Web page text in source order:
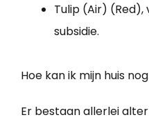
Tulip (Air)
subsidie.
Hoe kan ik mijn huis
Er bestaan allerlei